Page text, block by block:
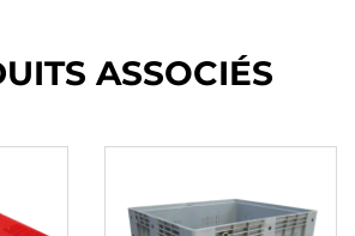
ASSOCIÉS